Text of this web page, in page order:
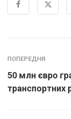
ПОПЕРЕДНЯ
50 млн євро
транспортних